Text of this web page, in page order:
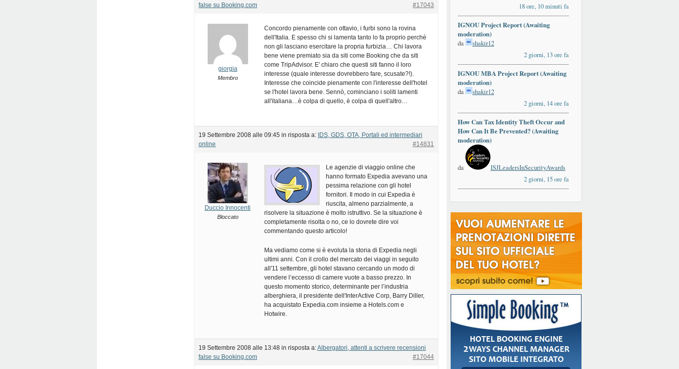
false su Booking.com
#17043
giorgia
Membro
Concordo pienamente con ottavio, i furbi sono la rovina
dell'Italia. E spesso chi si lamenta tanto lo fa proprio perché
non gli lasciano esercitare la propria furbizia… Chi lavora
bene viene premiato sia da siti come Booking che da siti
come TripAdvisor. E' chiaro che questi siti fanno il loro
interesse (quale interesse dovrebbero fare, scusate?!).
Interesse che coincide pienamente con l'interesse dell'hotel
se l'hotel lavora bene. Sennò, cominciano i soliti lamenti
all'italiana…è colpa di quello, è colpa di quell'altro…
19 Settembre 2008 alle 09:45 in risposta a: IDS, GDS, OTA, Portali ed intermediari
online
#14831
Duccio Innocenti
Bloccato
Le agenzie di viaggio online che
hanno formato Expedia avevano una
pessima relazione con gli hotel
fornitori. Il modo in cui Expedia è
riuscita, almeno parzialmente, a
risolvere la situazione è molto istruttivo. Se la situazione è
completamente risolta o no, ce lo dovrete dire voi
commentando questo articolo!
Ma vediamo come si è evoluta la storia di Expedia negli
ultimi anni. Con il crollo del mercato dei viaggi in seguito
all'11 settembre, gli hotel stavano cercando un modo di
vendere l’eccesso di camere vuote a basso prezzo. In
questo momento storico, determinante per l’industria
alberghiera, il presidente dell'InterActive Corp, Barry Diller,
ha acquistato Expedia.com insieme a Hotels.com e
Hotwire.
19 Settembre 2008 alle 13:48 in risposta a:Albergatori, attenti a scrivere recensioni
false su Booking.com
#17044
18 ore, 10 minuti fa
IGNOU Project Report (Awaiting
moderation)
da
shakir12
2 giorni, 13 ore fa
IGNOU MBA Project Report (Awaiting
moderation)
da
shakir12
2 giorni, 14 ore fa
How Can Tax Identity Theft Occur and
How Can It Be Prevented? (Awaiting
moderation)
da
ISJLeadersInSecurityAwards
2 giorni, 15 ore fa